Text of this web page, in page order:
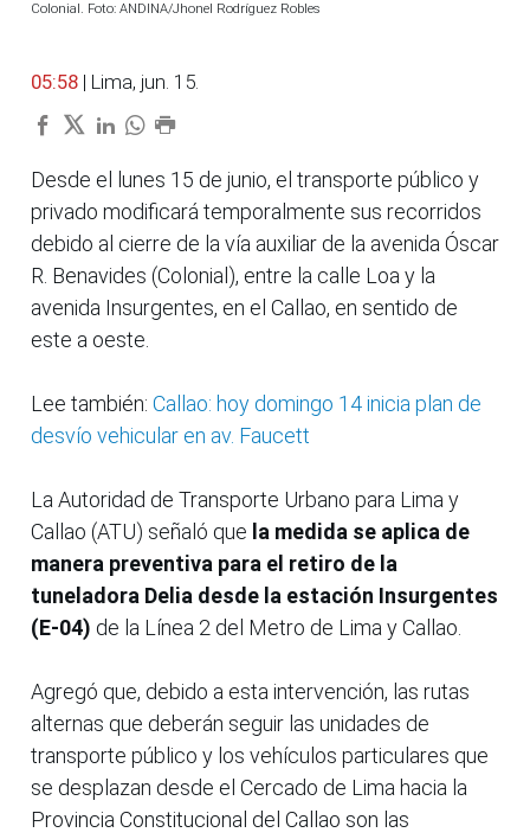
Colonial. Foto: ANDINA/Jhonel Rodríguez Robles
05:58 | Lima, jun. 15.
Desde el lunes 15 de junio, el transporte público y
privado modificará temporalmente sus recorridos
debido al cierre de la vía auxiliar de la avenida Óscar
R. Benavides (Colonial), entre la calle Loa y la
avenida Insurgentes, en el Callao, en sentido de
este a oeste.
Lee también: Callao: hoy domingo 14 inicia plan de
desvío vehicular en av. Faucett
La Autoridad de Transporte Urbano para Lima y
Callao (ATU) señaló que la medida se aplica de
manera preventiva para el retiro de la
tuneladora Delia desde la estación Insurgentes
(E-04) de la Línea 2 del Metro de Lima y Callao.
Agregó que, debido a esta intervención, las rutas
alternas que deberán seguir las unidades de
transporte público y los vehículos particulares que
se desplazan desde el Cercado de Lima hacia la
Provincia Constitucional del Callao son las